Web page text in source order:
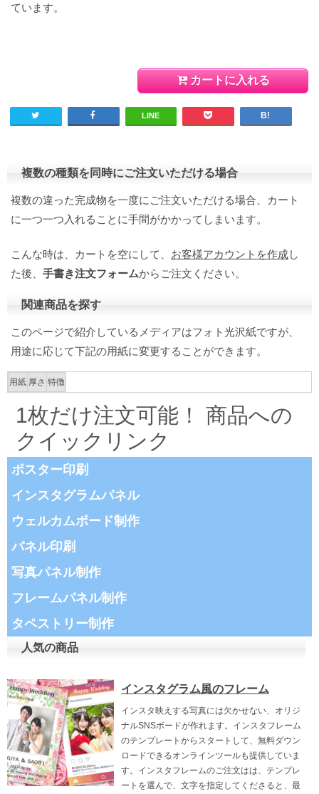
ています。
カートに入れる
LINE
複数の種類を同時にご注文いただける場合
複数の違った完成物を一度にご注文いただける場合、カート
に一つ一つ入れることに手間がかかってしまいます。
こんな時は、カートを空にして、 お客様アカウントを作成し
た後、 手書き注文フォームからご注文ください。
関連商品を探す
このページで紹介しているメディアはフォト光沢紙ですが、
用途に応じて下記の用紙に変更することができます。
用紙 厚さ 特徴
1枚だけ注文可能！ 商品への
クイックリンク
ポスター印刷
インスタグラムパネル
ウェルカムボード制作
パネル印刷
写真パネル制作
フレームパネル制作
タペストリー制作
人気の商品
インスタグラム風のフレーム
インスタ映えする写真には欠かせない、オリジ
ナルSNSボードが作れます。インスタフレーム
のテンプレートからスタートして、無料ダウン
ロードできるオンラインツールも提供していま
す。インスタフレームのご注文はは、テンプレ
ートを選んで、文字を指定してくださると、最